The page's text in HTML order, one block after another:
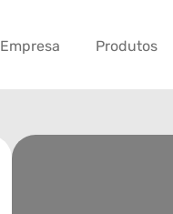
Empresa Produtos